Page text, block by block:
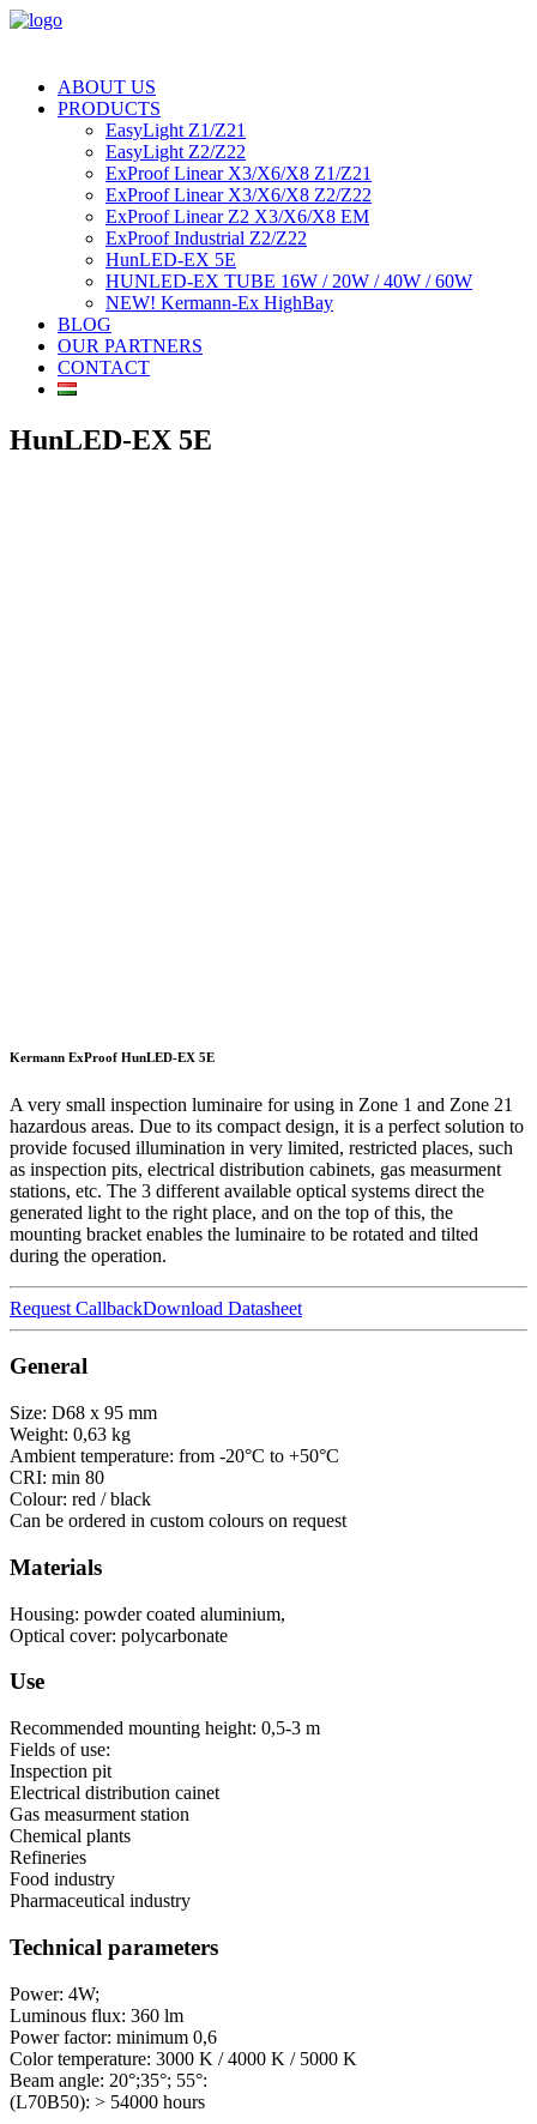
ABOUT US
PRODUCTS
EasyLight Z1/Z21
EasyLight Z2/Z22
ExProof Linear X3/X6/X8 Z1/Z21
ExProof Linear X3/X6/X8 Z2/Z22
ExProof Linear Z2 X3/X6/X8 EM
ExProof Industrial Z2/Z22
HunLED-EX 5E
HUNLED-EX TUBE 16W / 20W / 40W / 60W
NEW! Kermann-Ex HighBay
BLOG
OUR PARTNERS
CONTACT
HunLED-EX 5E
Kermann ExProof HunLED-EX 5E
A very small inspection luminaire for using in Zone 1 and Zone 21
hazardous areas. Due to its compact design, it is a perfect solution to
provide focused illumination in very limited, restricted places, such
as inspection pits, electrical distribution cabinets, gas measurment
stations, etc. The 3 different available optical systems direct the
generated light to the right place, and on the top of this, the
mounting bracket enables the luminaire to be rotated and tilted
during the operation.
Request CallbackDownload Datasheet
General
Size: D68 x 95 mm
Weight: 0,63 kg
Ambient temperature: from -20°C to +50°C
CRI: min 80
Colour: red / black
Can be ordered in custom colours on request
Materials
Housing: powder coated aluminium,
Optical cover: polycarbonate
Use
Recommended mounting height: 0,5-3 m
Fields of use:
Inspection pit
Electrical distribution cainet
Gas measurment station
Chemical plants
Refineries
Food industry
Pharmaceutical industry
Technical parameters
Power: 4W;
Luminous flux: 360 lm
Power factor: minimum 0,6
Color temperature: 3000 K / 4000 K / 5000 K
Beam angle: 20°;35°; 55°:
(L70B50): > 54000 hours